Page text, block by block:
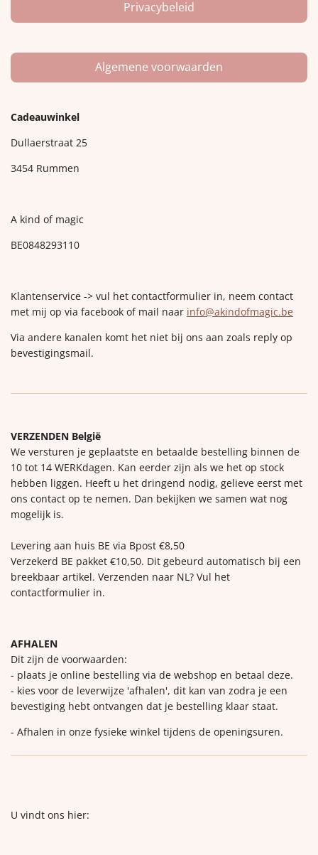
Privacybeleid
Algemene voorwaarden
Cadeauwinkel
Dullaerstraat 25
3454 Rummen
A kind of magic
BE0848293110
Klantenservice -> vul het contactformulier in, neem contact
met mij op via facebook of mail naar info@akindofmagic.be
Via andere kanalen komt het niet bij ons aan zoals reply op
bevestigingsmail.
VERZENDEN België
We versturen je geplaatste en betaalde bestelling binnen de
10 tot 14 WERKdagen. Kan eerder zijn als we het op stock
hebben liggen. Heeft u het dringend nodig, gelieve eerst met
ons contact op te nemen. Dan bekijken we samen wat nog
mogelijk is.
Levering aan huis BE via Bpost €8,50
Verzekerd BE pakket €10,50. Dit gebeurd automatisch bij een
breekbaar artikel. Verzenden naar NL? Vul het
contactformulier in.
AFHALEN
Dit zijn de voorwaarden:
- plaats je online bestelling via de webshop en betaal deze.
- kies voor de leverwijze 'afhalen', dit kan van zodra je een
bevestiging hebt ontvangen dat je bestelling klaar staat.
- Afhalen in onze fysieke winkel tijdens de openingsuren.
U vindt ons hier: